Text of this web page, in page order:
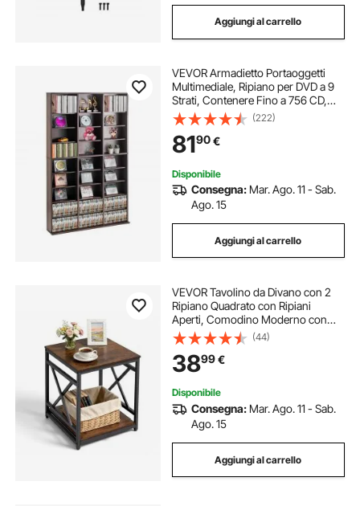
Aggiungi al carrello
VEVOR Armadietto Portaoggetti
Multimediale, Ripiano per DVD a 9
Strati, Contenere Fino a 756 CD,
Ripiani CD Regolabili 27 Scomparti,
Protegge Organizza Collezioni di
Musica Film Videogiochi Cimeli
(222)
8190€
Disponibile
Consegna: Mar. Ago. 11 - Sab.
Ago. 15
Aggiungi al carrello
VEVOR Tavolino da Divano con 2
Ripiano Quadrato con Ripiani
Aperti, Comodino Moderno con
Struttura in Metallo a X, Scrivania in
Legno per Soggiorno, Camera da
Letto, Ufficio, Dormitorio, Marrone
(44)
3899€
Disponibile
Consegna: Mar. Ago. 11 - Sab.
Ago. 15
Aggiungi al carrello